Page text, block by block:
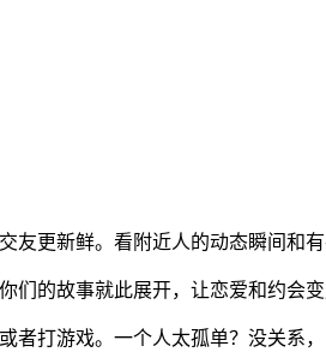
友更新鲜。看附近人的动态瞬间和有
们的故事就此展开，让恋爱和约会变
者打游戏。一个人太孤单？没关系